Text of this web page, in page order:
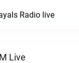
Radio live
Live